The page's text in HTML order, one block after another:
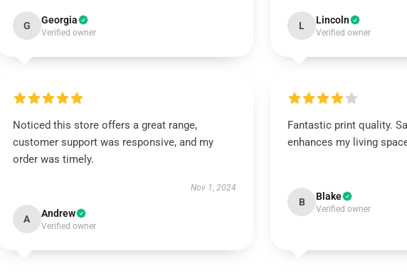
G Georgia
Verified owner
L Lincoln
Verified owner
Noticed this store offers a great range,
customer support was responsive, and my
order was timely.
Nov 1, 2024
A Andrew
Verified owner
Fantastic print quality.
enhances my living
B Blake
Verified owner